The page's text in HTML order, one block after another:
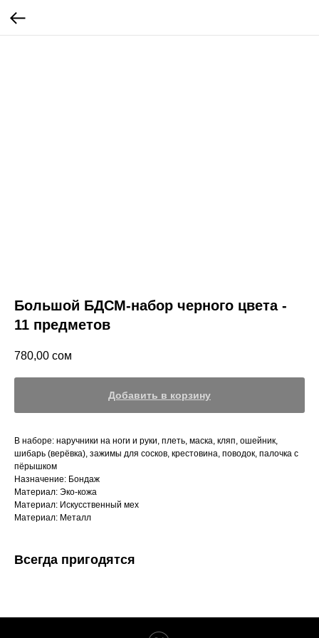
Большой БДСМ-набор черного цвета -
11 предметов
780,00 сом
Добавить в корзину
В наборе: наручники на ноги и руки, плеть, маска, кляп, ошейник,
шибарь (верёвка), зажимы для сосков, крестовина, поводок, палочка с
пёрышком
Назначение: Бондаж
Материал: Эко-кожа
Материал: Искусственный мех
Материал: Металл
Всегда пригодятся